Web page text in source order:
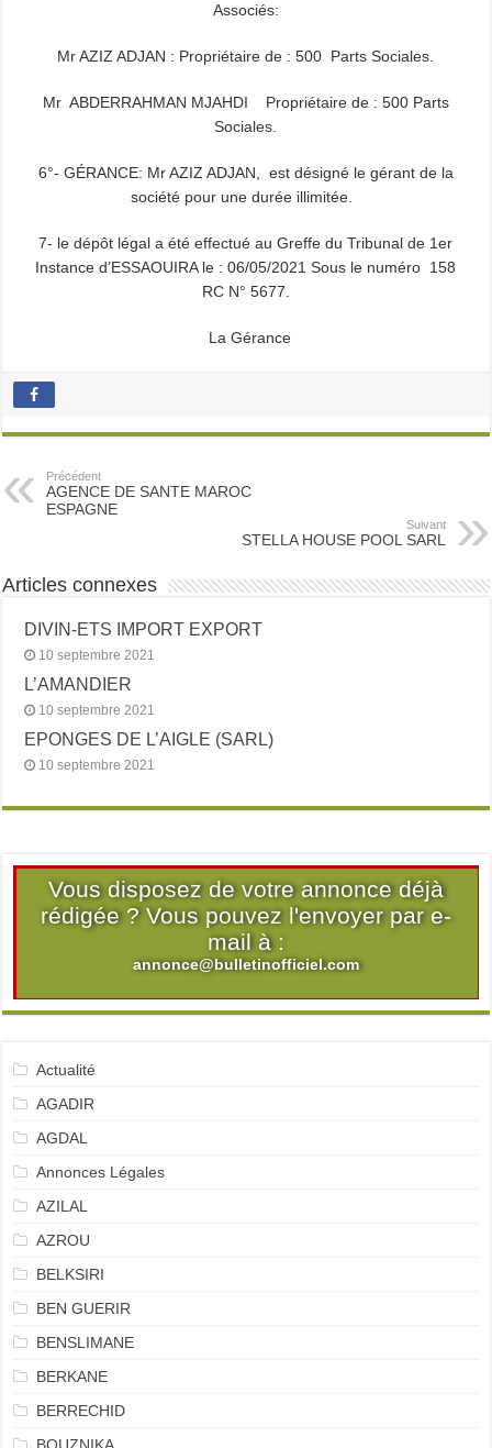
Associés:
Mr AZIZ ADJAN : Propriétaire de : 500 Parts Sociales.
Mr ABDERRAHMAN MJAHDI Propriétaire de : 500 Parts
Sociales.
6°- GÉRANCE: Mr AZIZ ADJAN, est désigné le gérant de la
société pour une durée illimitée.
7- le dépôt légal a été effectué au Greffe du Tribunal de 1er
Instance d’ESSAOUIRA le : 06/05/2021 Sous le numéro 158
RC N° 5677.
La Gérance
Précédent
AGENCE DE SANTE MAROC
ESPAGNE
Suivant
STELLA HOUSE POOL SARL
Articles connexes
DIVIN-ETS IMPORT EXPORT
10 septembre 2021
L’AMANDIER
10 septembre 2021
EPONGES DE L’AIGLE (SARL)
10 septembre 2021
Vous disposez de votre annonce déjà
rédigée ? Vous pouvez l'envoyer par e-
mail à :
annonce@bulletinofficiel.com
Actualité
AGADIR
AGDAL
Annonces Légales
AZILAL
AZROU
BELKSIRI
BEN GUERIR
BENSLIMANE
BERKANE
BERRECHID